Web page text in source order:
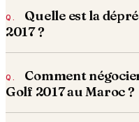
Quelle est la
2017 ?
Comment
Golf 2017 au Maroc ?